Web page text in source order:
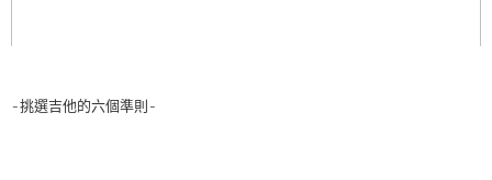
-挑選吉他的六個準則-